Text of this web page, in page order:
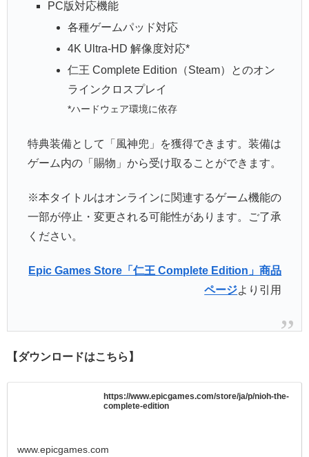
PC版対応機能
各種ゲームパッド対応
4K Ultra-HD 解像度対応*
仁王 Complete Edition（Steam）とのオン
ラインクロスプレイ
*ハードウェア環境に依存
特典装備として「風神兜」を獲得できます。装備は
ゲーム内の「賜物」から受け取ることができます。
※本タイトルはオンラインに関連するゲーム機能の
一部が停止・変更される可能性があります。ご了承
ください。
Epic Games Store「仁王 Complete Edition」商品
ページより引用
【ダウンロードはこちら】
https://www.epicgames.com/store/ja/p/nioh-the-
complete-edition
www.epicgames.com